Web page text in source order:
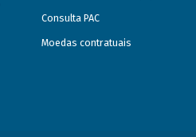
Consulta PAC
Moedas contratuais